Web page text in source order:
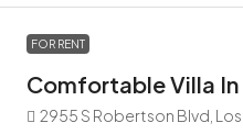
FOR RENT
Comfortable Villa In
2955 S Robertson Blvd,